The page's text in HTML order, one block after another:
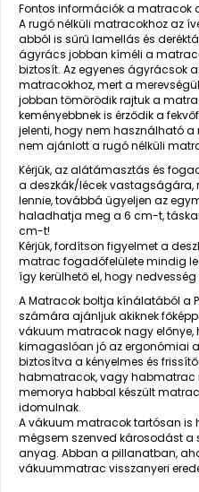
Fontos információk a matracok
A rugó nélküli matracokhoz az
abból is sűrű lamellás és
ágyrács jobban kíméli a
biztosít. Az egyenes ágyrácsok
matracokhoz, mert a
jobban tömörödik rajtuk a
keményebbnek is érződik a
jelenti, hogy nem használható
nem ajánlott a rugó nélküli
Kérjük, az alátámasztás és
a deszkák/lécek vastagságára,
lennie, továbbá ügyeljen az
haladhatja meg a 6 cm-t,
cm-t!
Kérjük, fordítson figyelmet a
matrac fogadófelülete mindig
így kerülhető el, hogy
A Matracok boltja kínálatából a
számára ajánljuk akiknek
vákuum matracok nagy előnye,
kimagaslóan jó az ergonómiai
biztosítva a kényelmes és
habmatracok, vagy
memorya habbal készült
idomulnak.
A vákuum matracok tartósan is
mégsem szenved károsodást a
anyag. Abban a pillanatban,
vákuummatrac visszanyeri